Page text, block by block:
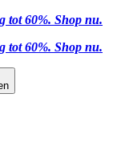
tot 60%. Shop nu.
tot 60%. Shop nu.